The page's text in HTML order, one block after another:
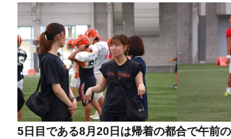
5日目である8月20日は帰着の都合で午前の